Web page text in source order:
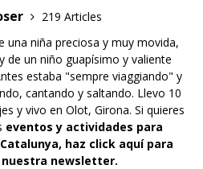
219 Articles
una niña preciosa y muy movida,
de un niño guapísimo y valiente
estaba "sempre viaggiando" y
cantando y saltando. Llevo 10
y vivo en Olot, Girona. Si quieres
eventos y actividades para
haz click aquí para
newsletter.